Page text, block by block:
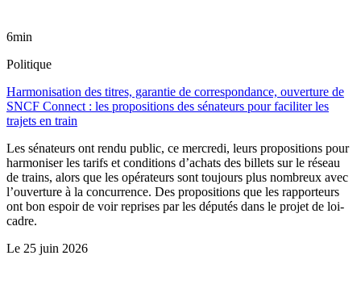
6min
Politique
Harmonisation des titres, garantie de correspondance, ouverture de
SNCF Connect : les propositions des sénateurs pour faciliter les
trajets en train
Les sénateurs ont rendu public, ce mercredi, leurs propositions pour
harmoniser les tarifs et conditions d’achats des billets sur le réseau
de trains, alors que les opérateurs sont toujours plus nombreux avec
l’ouverture à la concurrence. Des propositions que les rapporteurs
ont bon espoir de voir reprises par les députés dans le projet de loi-
cadre.
Le 25 juin 2026